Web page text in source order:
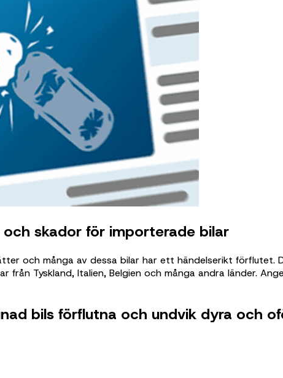
skador för importerade bilar
och många av dessa bilar har ett händelserikt förflutet.
från Tyskland, Italien, Belgien och många andra länder.
bils förflutna och undvik dyra och